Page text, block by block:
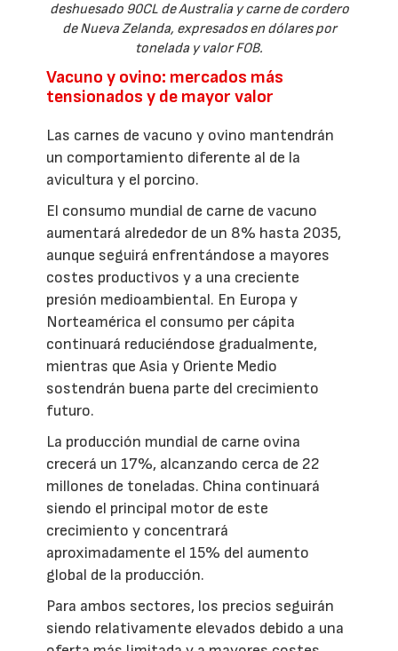
deshuesado 90CL de Australia y carne de cordero
de Nueva Zelanda, expresados en dólares por
tonelada y valor FOB.
Vacuno y ovino: mercados más
tensionados y de mayor valor
Las carnes de vacuno y ovino mantendrán
un comportamiento diferente al de la
avicultura y el porcino.
El consumo mundial de carne de vacuno
aumentará alrededor de un 8% hasta 2035,
aunque seguirá enfrentándose a mayores
costes productivos y a una creciente
presión medioambiental. En Europa y
Norteamérica el consumo per cápita
continuará reduciéndose gradualmente,
mientras que Asia y Oriente Medio
sostendrán buena parte del crecimiento
futuro.
La producción mundial de carne ovina
crecerá un 17%, alcanzando cerca de 22
millones de toneladas. China continuará
siendo el principal motor de este
crecimiento y concentrará
aproximadamente el 15% del aumento
global de la producción.
Para ambos sectores, los precios seguirán
siendo relativamente elevados debido a una